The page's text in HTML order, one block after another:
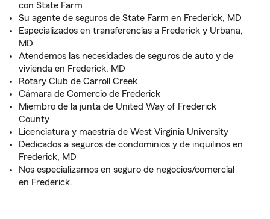
con State Farm
Su agente de seguros de State Farm en Frederick, MD
Especializados en transferencias a Frederick y Urbana,
MD
Atendemos las necesidades de seguros de auto y de
vivienda en Frederick, MD
Rotary Club de Carroll Creek
Cámara de Comercio de Frederick
Miembro de la junta de United Way of Frederick
County
Licenciatura y maestría de West Virginia University
Dedicados a seguros de condominios y de inquilinos en
Frederick, MD
Nos especializamos en seguro de negocios/comercial
en Frederick.